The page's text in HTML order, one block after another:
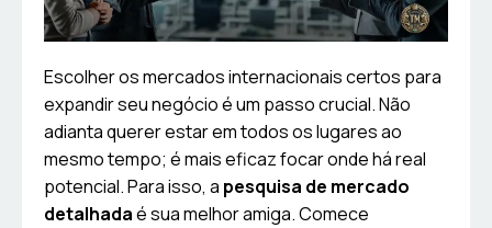
Escolher os mercados internacionais certos para
expandir seu negócio é um passo crucial. Não
adianta querer estar em todos os lugares ao
mesmo tempo; é mais eficaz focar onde há real
potencial. Para isso, a pesquisa de mercado
detalhadaé sua melhor amiga. Comece